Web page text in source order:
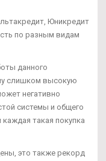
Юникредит
по разным видам
данного
слишком высокую
негативно
системы и общего
такая покупка
это также рекорд